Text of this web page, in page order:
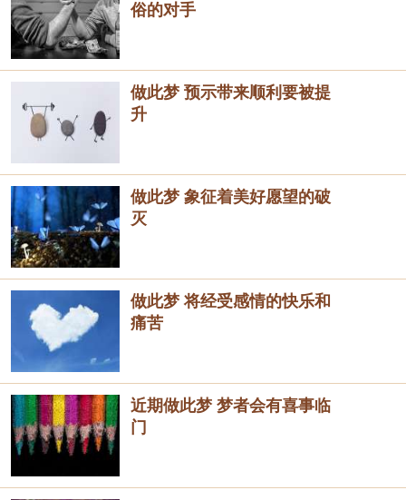
俗的对手
做此梦 预示带来顺利要被提
升
做此梦 象征着美好愿望的破
灭
做此梦 将经受感情的快乐和
痛苦
近期做此梦 梦者会有喜事临
门